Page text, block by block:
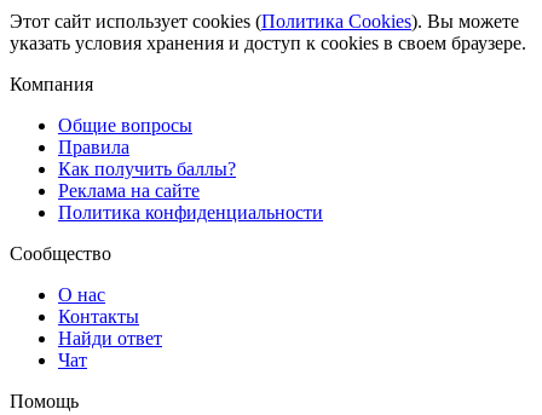
Этот сайт использует cookies (Политика Cookies). Вы можете
указать условия хранения и доступ к cookies в своем браузере.
Компания
Общие вопросы
Правила
Как получить баллы?
Реклама на сайте
Политика конфиденциальности
Сообщество
О нас
Контакты
Найди ответ
Чат
Помощь